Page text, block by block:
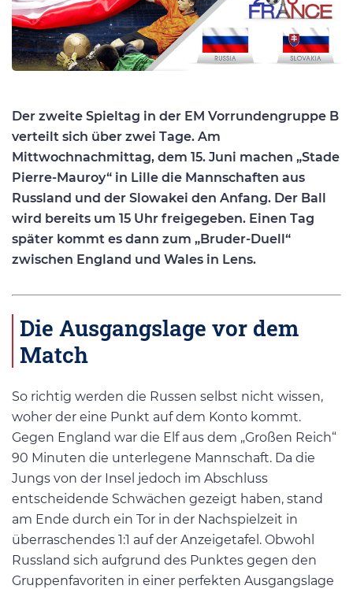
Der zweite Spieltag in der EM Vorrundengruppe B
verteilt sich über zwei Tage. Am
Mittwochnachmittag, dem 15. Juni machen „Stade
Pierre-Mauroy“ in Lille die Mannschaften aus
Russland und der Slowakei den Anfang. Der Ball
wird bereits um 15 Uhr freigegeben. Einen Tag
später kommt es dann zum „Bruder-Duell“
zwischen England und Wales in Lens.
Die Ausgangslage vor dem
Match
So richtig werden die Russen selbst nicht wissen,
woher der eine Punkt auf dem Konto kommt.
Gegen England war die Elf aus dem „Großen Reich“
90 Minuten die unterlegene Mannschaft. Da die
Jungs von der Insel jedoch im Abschluss
entscheidende Schwächen gezeigt haben, stand
am Ende durch ein Tor in der Nachspielzeit in
überraschendes 1:1 auf der Anzeigetafel. Obwohl
Russland sich aufgrund des Punktes gegen den
Gruppenfavoriten in einer perfekten Ausgangslage